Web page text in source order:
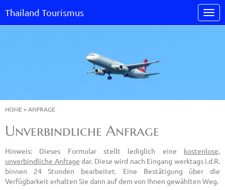
Thailand Tourismus
HOME»ANFRAGE
Unverbindliche Anfrage
Hinweis: Dieses Formular stellt lediglich eine kostenlose,
unverbindliche Anfrage dar. Diese wird nach Eingang werktags i.d.R.
binnen 24 Stunden bearbeitet. Eine Bestätigung über die
Verfügbarkeit erhalten Sie dann auf dem von Ihnen gewählten Weg.